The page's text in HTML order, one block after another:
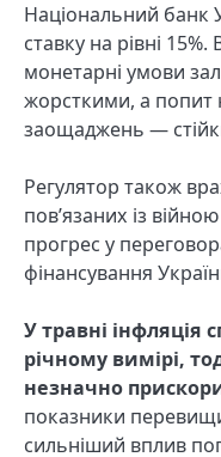
Національний банк
ставку на рівні
монетарні умови
жорсткими, а попит
заощаджень —
Регулятор також
пов’язаних із
прогрес у
фінансування
У травні інфляція
річному вимірі,
незначно
показники
сильніший вплив